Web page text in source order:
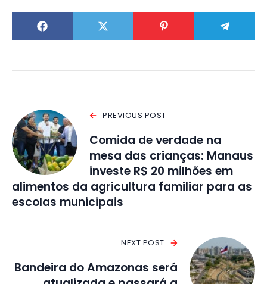
PREVIOUS POST
Comida de verdade na
mesa das crianças: Manaus
investe R$ 20 milhões em
alimentos da agricultura familiar para as
escolas municipais
NEXT POST
Bandeira do Amazonas será